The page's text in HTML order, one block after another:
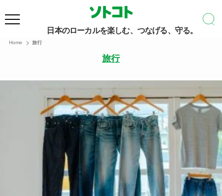
日本のローカルを楽しむ、つなげる、守る。
Home 旅行
旅行